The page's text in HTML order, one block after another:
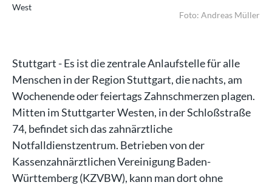
West
Foto: Andreas Müller
Stuttgart - Es ist die zentrale Anlaufstelle für alle
Menschen in der Region Stuttgart, die nachts, am
Wochenende oder feiertags Zahnschmerzen plagen.
Mitten im Stuttgarter Westen, in der Schloßstraße
74, befindet sich das zahnärztliche
Notfalldienstzentrum. Betrieben von der
Kassenzahnärztlichen Vereinigung Baden-
Württemberg (KZVBW), kann man dort ohne